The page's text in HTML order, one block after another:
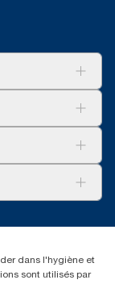
dans l'hygiène et
sont utilisés par